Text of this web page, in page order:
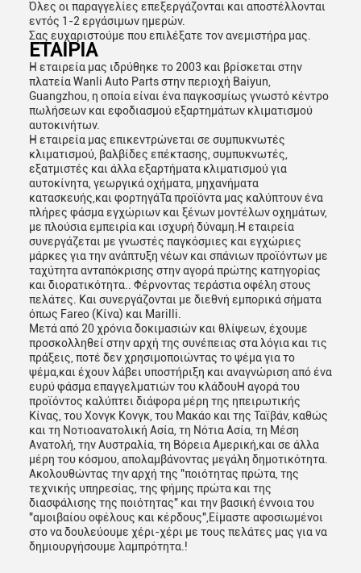
Όλες οι παραγγελίες επεξεργάζονται και αποστέλλονται
εντός 1-2 εργάσιμων ημερών.
Σας ευχαριστούμε που επιλέξατε τον ανεμιστήρα μας.
ΕΤΑΙΡΙΑ
Η εταιρεία μας ιδρύθηκε το 2003 και βρίσκεται στην
πλατεία Wanli Auto Parts στην περιοχή Baiyun,
Guangzhou, η οποία είναι ένα παγκοσμίως γνωστό κέντρο
πωλήσεων και εφοδιασμού εξαρτημάτων κλιματισμού
αυτοκινήτων.
Η εταιρεία μας επικεντρώνεται σε συμπυκνωτές
κλιματισμού, βαλβίδες επέκτασης, συμπυκνωτές,
εξατμιστές και άλλα εξαρτήματα κλιματισμού για
αυτοκίνητα, γεωργικά οχήματα, μηχανήματα
κατασκευής,και φορτηγάΤα προϊόντα μας καλύπτουν ένα
πλήρες φάσμα εγχώριων και ξένων μοντέλων οχημάτων,
με πλούσια εμπειρία και ισχυρή δύναμη.Η εταιρεία
συνεργάζεται με γνωστές παγκόσμιες και εγχώριες
μάρκες για την ανάπτυξη νέων και σπάνιων προϊόντων με
ταχύτητα ανταπόκρισης στην αγορά πρώτης κατηγορίας
και διορατικότητα.. Φέρνοντας τεράστια οφέλη στους
πελάτες. Και συνεργάζονται με διεθνή εμπορικά σήματα
όπως Fareo (Κίνα) και Marilli.
Μετά από 20 χρόνια δοκιμασιών και θλίψεων, έχουμε
προσκολληθεί στην αρχή της συνέπειας στα λόγια και τις
πράξεις, ποτέ δεν χρησιμοποιώντας το ψέμα για το
ψέμα,και έχουν λάβει υποστήριξη και αναγνώριση από ένα
ευρύ φάσμα επαγγελματιών του κλάδουΗ αγορά του
προϊόντος καλύπτει διάφορα μέρη της ηπειρωτικής
Κίνας, του Χονγκ Κονγκ, του Μακάο και της Ταϊβάν, καθώς
και τη Νοτιοανατολική Ασία, τη Νότια Ασία, τη Μέση
Ανατολή, την Αυστραλία, τη Βόρεια Αμερική,και σε άλλα
μέρη του κόσμου, απολαμβάνοντας μεγάλη δημοτικότητα.
Ακολουθώντας την αρχή της "ποιότητας πρώτα, της
τεχνικής υπηρεσίας, της φήμης πρώτα και της
διασφάλισης της ποιότητας" και την βασική έννοια του
"αμοιβαίου οφέλους και κέρδους",Είμαστε αφοσιωμένοι
στο να δουλεύουμε χέρι-χέρι με τους πελάτες μας για να
δημιουργήσουμε λαμπρότητα.!